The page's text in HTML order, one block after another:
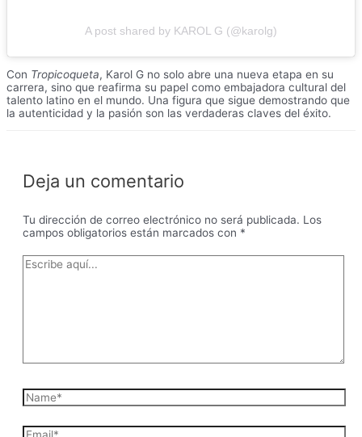
A post shared by KAROL G (@karolg)
Con Tropicoqueta, Karol G no solo abre una nueva etapa en su
carrera, sino que reafirma su papel como embajadora cultural del
talento latino en el mundo. Una figura que sigue demostrando que
la autenticidad y la pasión son las verdaderas claves del éxito.
Deja un comentario
Tu dirección de correo electrónico no será publicada. Los
campos obligatorios están marcados con *
Escribe
Name*
Email*